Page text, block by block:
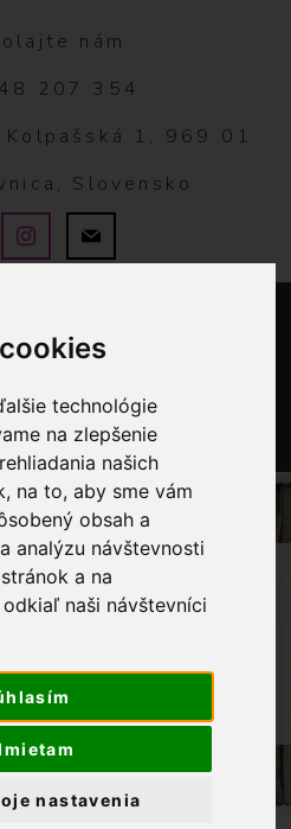
technológie
na zlepšenie
našich
na to, aby sme vám
obsah a
analýzu návštevnosti
a na
naši návštevníci
nastavenia
nám
207 354
Kolpašská 1, 969 01
Slovensko
LÁTKY METRÁŽ
ČERVENÁ -